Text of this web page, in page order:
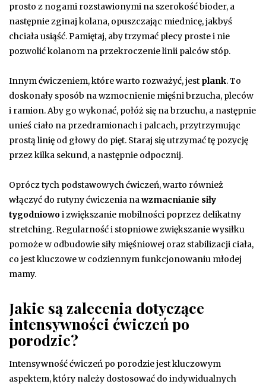
prosto z nogami rozstawionymi na szerokość bioder, a
następnie zginaj kolana, opuszczając miednicę, jakbyś
chciała usiąść. Pamiętaj, aby trzymać plecy proste i nie
pozwolić kolanom na przekroczenie linii palców stóp.
Innym ćwiczeniem, które warto rozważyć, jest plank. To
doskonały sposób na wzmocnienie mięśni brzucha, pleców
i ramion. Aby go wykonać, połóż się na brzuchu, a następnie
unieś ciało na przedramionach i palcach, przytrzymując
prostą linię od głowy do pięt. Staraj się utrzymać tę pozycję
przez kilka sekund, a następnie odpocznij.
Oprócz tych podstawowych ćwiczeń, warto również
włączyć do rutyny ćwiczenia nawzmacnianie siły
tygodniowoi zwiększanie mobilności poprzez delikatny
stretching. Regularność i stopniowe zwiększanie wysiłku
pomoże w odbudowie siły mięśniowej oraz stabilizacji ciała,
co jest kluczowe w codziennym funkcjonowaniu młodej
mamy.
Jakie są zalecenia dotyczące
intensywności ćwiczeń po
porodzie?
Intensywność ćwiczeń po porodzie jest kluczowym
aspektem, który należy dostosować do indywidualnych